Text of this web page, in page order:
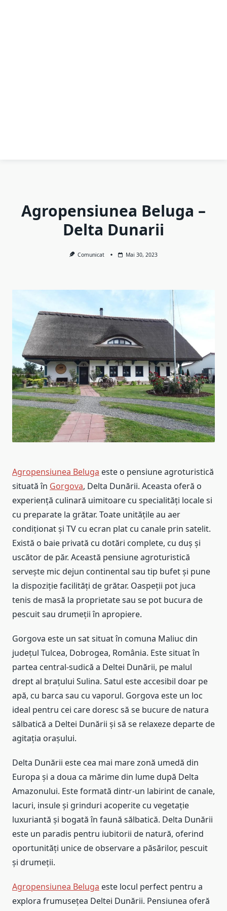
Agropensiunea Beluga –
Delta Dunarii
Comunicat Mai 30, 2023
Agropensiunea Beluga este o pensiune agroturistică
situată în Gorgova, Delta Dunării. Aceasta oferă o
experiență culinară uimitoare cu specialități locale si
cu preparate la grătar. Toate unitățile au aer
condiționat și TV cu ecran plat cu canale prin satelit.
Există o baie privată cu dotări complete, cu duș și
uscător de păr. Această pensiune agroturistică
servește mic dejun continental sau tip bufet și pune
la dispoziție facilități de grătar. Oaspeții pot juca
tenis de masă la proprietate sau se pot bucura de
pescuit sau drumeții în apropiere.
Gorgova este un sat situat în comuna Maliuc din
județul Tulcea, Dobrogea, România. Este situat în
partea central-sudică a Deltei Dunării, pe malul
drept al brațului Sulina. Satul este accesibil doar pe
apă, cu barca sau cu vaporul. Gorgova este un loc
ideal pentru cei care doresc să se bucure de natura
sălbatică a Deltei Dunării și să se relaxeze departe de
agitația orașului.
Delta Dunării este cea mai mare zonă umedă din
Europa și a doua ca mărime din lume după Delta
Amazonului. Este formată dintr-un labirint de canale,
lacuri, insule și grinduri acoperite cu vegetație
luxuriantă și bogată în faună sălbatică. Delta Dunării
este un paradis pentru iubitorii de natură, oferind
oportunități unice de observare a păsărilor, pescuit
și drumeții.
Agropensiunea Beluga este locul perfect pentru a
explora frumusețea Deltei Dunării. Pensiunea oferă